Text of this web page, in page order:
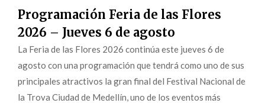
Programación Feria de las Flores
2026 – Jueves 6 de agosto
La Feria de las Flores 2026 continúa este jueves 6 de
agosto con una programación que tendrá como uno de sus
principales atractivos la gran final del Festival Nacional de
la Trova Ciudad de Medellín, uno de los eventos más